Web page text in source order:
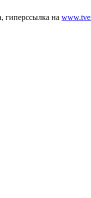
гиперссылка на